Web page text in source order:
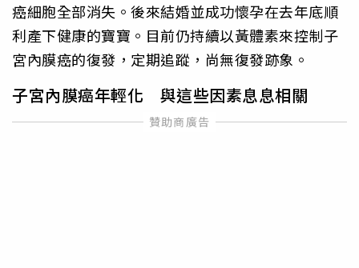
癌細胞全部消失。後來結婚並成功懷孕在去年底順
利產下健康的寶寶。目前仍持續以黃體素來控制子
宮內膜癌的復發，定期追蹤，尚無復發跡象。
子宮內膜癌年輕化 與這些因素息息相關